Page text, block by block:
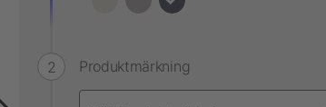
Produktmärkning